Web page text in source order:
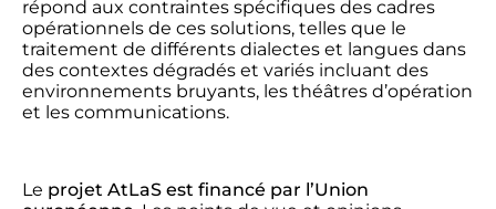
répond aux contraintes spécifiques des cadres
opérationnels de ces solutions, telles que le
traitement de différents dialectes et langues dans
des contextes dégradés et variés incluant des
environnements bruyants, les théâtres d’opération
et les communications.
Le projet AtLaS est financé par l’Union